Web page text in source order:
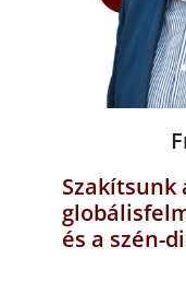
Szakítsunk
és a szén-